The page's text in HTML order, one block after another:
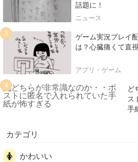
話題に！
ニュース
ゲーム実況プレイ
は？心臓痛くて直
アプリ・ゲーム
3
ど
ス
手
ニ
4
カテゴリ
かわいい